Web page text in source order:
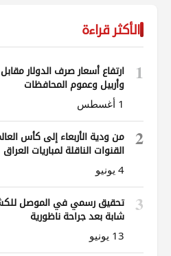
الأكثر قراءة
1
ارتفاع أسعار صرف الدولار
وأربيل وعموم المحافظات
1 أغسطس
2
القنوات الناقلة لمباريات العراق
4 يونيو
3
تحقيق رسمي في الموصل
شابة بعد جراحة ناظورية
13 يونيو